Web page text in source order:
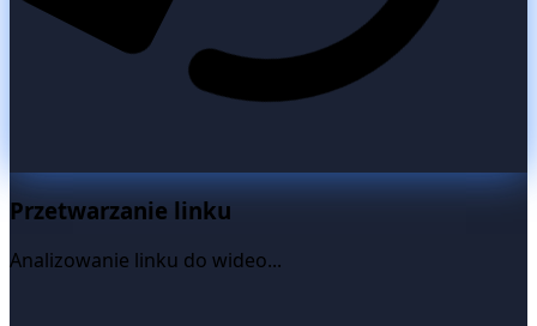
Przetwarzanie linku
Analizowanie linku do wideo...